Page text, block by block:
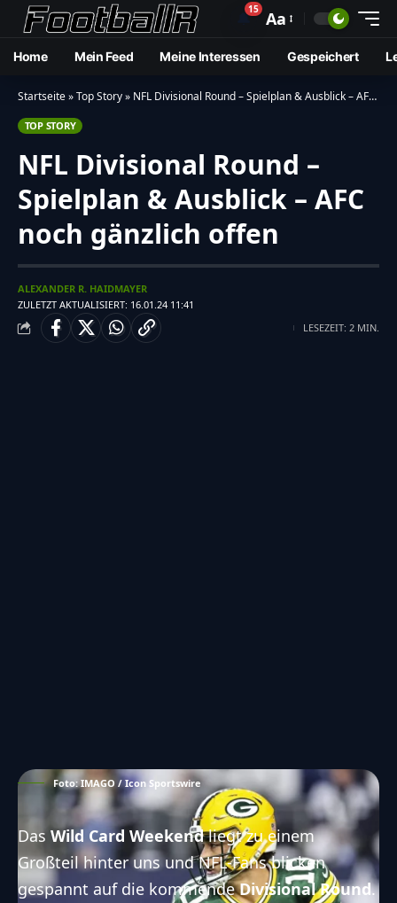
🔔15 Aa
Home Mein Feed Meine Interessen Gespeichert
Startseite»Top Story» NFL Divisional Round – Spielplan & Ausblick – AFC noch gänzlich offen
TOP STORY
NFL Divisional Round –
Spielplan & Ausblick – AFC
noch gänzlich offen
ZULETZT AKTUALISIERT: 16.01.24 11:41
ALEXANDER R. HAIDMAYER
LESEZEIT: 2 MIN.
Foto: IMAGO / Icon Sportswire
Das Wild Card Weekendliegt zu einem
Großteil hinter uns und NFL-Fans blicken
gespannt auf die kommendeDivisional Round.